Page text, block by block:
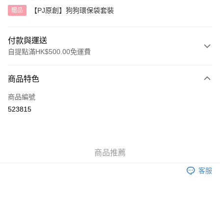
贈品 【PJ原創】狗狗環保袋套裝
付款與運送
自提點滿HK$500.00免運費
信用卡
AlipayHK
每筆HK$40.00，滿HK$500.00或以上免運費
商品特色
商品編號
523815
商品推薦
客服